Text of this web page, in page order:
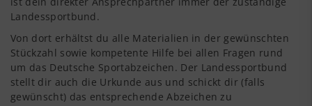
Landessportbund.
Von dort erhältst du alle Materialien in der gewünschten
Stückzahl sowie kompetente Hilfe bei allen Fragen rund
um das Deutsche Sportabzeichen. Der Landessportbund
stellt dir auch die Urkunde aus und schickt dir (falls
gewünscht) das entsprechende Abzeichen zu